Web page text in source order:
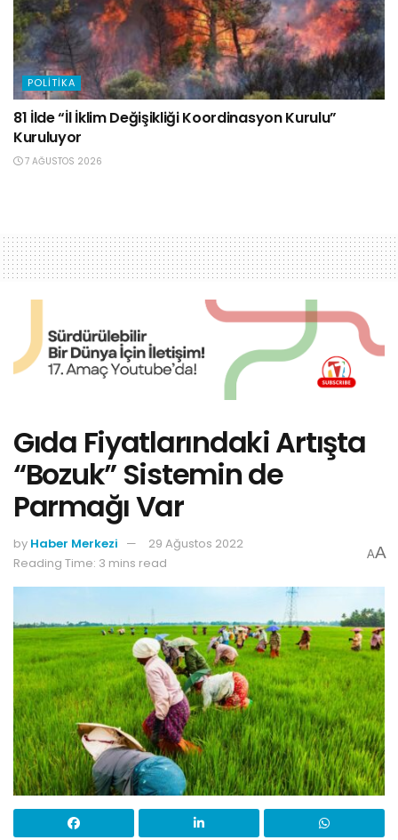
POLITIKA
81 İlde “İl İklim Değişikliği Koordinasyon Kurulu”
Kuruluyor
7 AĞUSTOS 2026
Gıda Fiyatlarındaki Artışta
“Bozuk” Sistemin de
Parmağı Var
by Haber Merkezi
29 Ağustos 2022
Reading Time: 3 mins read
AA